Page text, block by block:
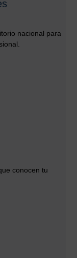
nacional para
conocen tu